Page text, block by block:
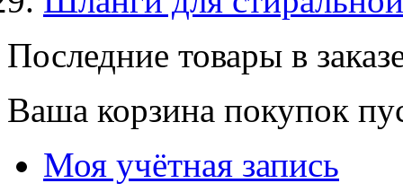
Последние товары в
Ваша корзина покупок
Моя учётная запись